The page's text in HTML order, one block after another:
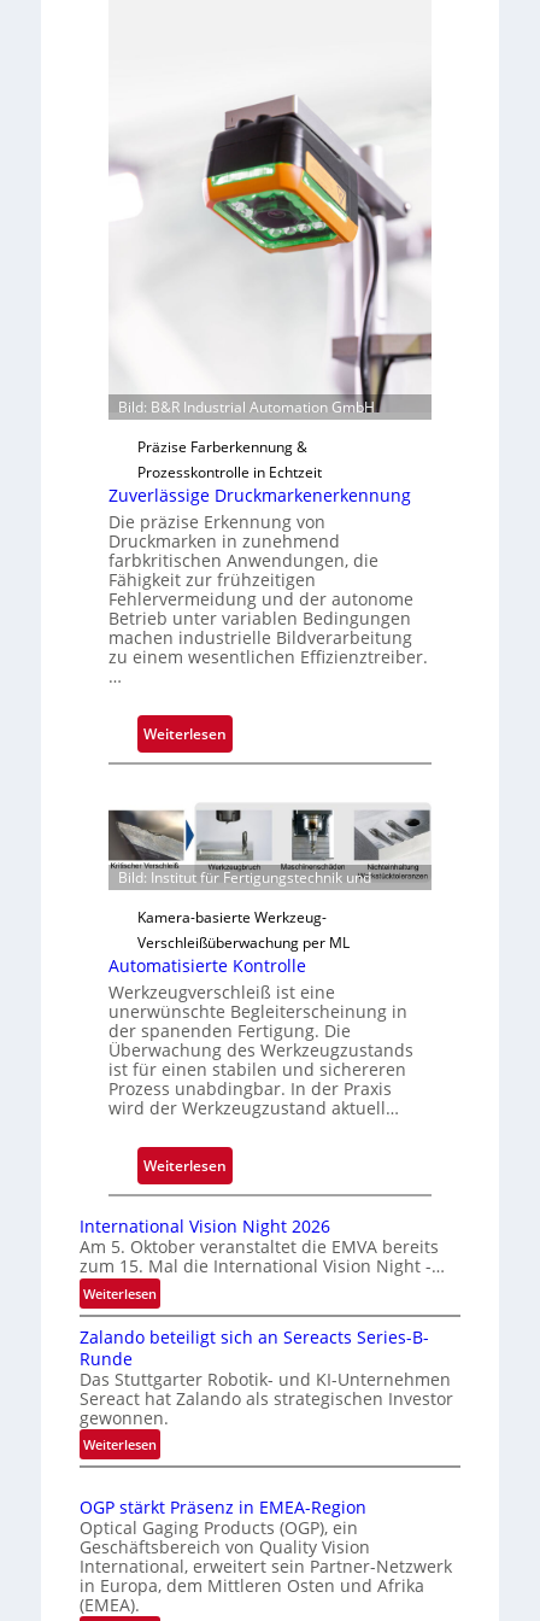
o
n
a
i
b
a
u
t
F
n
g
a
u
s
Bild: B&R Industrial Automation GmbH
Präzise Farberkennung &
Prozesskontrolle in Echtzeit
Zuverlässige Druckmarkenerkennung
Die präzise Erkennung von
Druckmarken in zunehmend
farbkritischen Anwendungen, die
Fähigkeit zur frühzeitigen
Fehlervermeidung und der autonome
Betrieb unter variablen Bedingungen
machen industrielle Bildverarbeitung
zu einem wesentlichen Effizienztreiber.
…
Weiterlesen
Z
v
r
l
s
i
g
e
D
r
u
m
r
k
n
e
k
n
n
g
Bild: Institut für Fertigungstechnik und
Kamera-basierte Werkzeug-
Verschleißüberwachung per ML
Automatisierte Kontrolle
Werkzeugverschleiß ist eine
unerwünschte Begleiterscheinung in
der spanenden Fertigung. Die
Überwachung des Werkzeugzustands
ist für einen stabilen und sichereren
Prozess unabdingbar. In der Praxis
wird der Werkzeugzustand aktuell…
Weiterlesen
A
t
o
a
t
s
r
e
K
o
n
International Vision Night 2026
Am 5. Oktober veranstaltet die EMVA bereits
zum 15. Mal die International Vision Night -…
Weiterlesen:
I
n
e
r
n
a
o
n
a
l
V
Zalando beteiligt sich an Sereacts Series-B-
Runde
Das Stuttgarter Robotik- und KI-Unternehmen
Sereact hat Zalando als strategischen Investor
gewonnen.
Weiterlesen:
Z
l
a
n
d
OGP stärkt Präsenz in EMEA-Region
Optical Gaging Products (OGP), ein
Geschäftsbereich von Quality Vision
International, erweitert sein Partner-Netzwerk
in Europa, dem Mittleren Osten und Afrika
(EMEA).